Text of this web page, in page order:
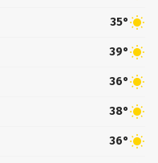
35°
39°
36°
38°
36°